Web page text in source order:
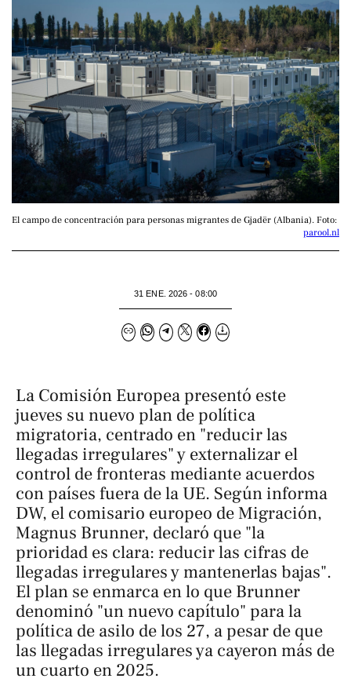
parool.nl
31 ENE. 2026 - 08:00
La Comisión Europea presentó este
jueves su nuevo plan de política
migratoria, centrado en "reducir las
llegadas irregulares" y externalizar el
control de fronteras mediante acuerdos
con países fuera de la UE. Según informa
DW, el comisario europeo de Migración,
Magnus Brunner, declaró que "la
prioridad es clara: reducir las cifras de
llegadas irregulares y mantenerlas bajas".
El plan se enmarca en lo que Brunner
denominó "un nuevo capítulo" para la
política de asilo de los 27, a pesar de que
las llegadas irregulares ya cayeron más de
un cuarto en 2025.